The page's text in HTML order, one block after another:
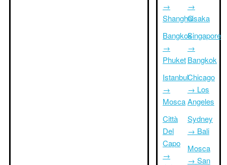
→
Shanghai
Bangkok
→
Phuket
Istanbul
→
Mosca
Città
Del
Capo
→
→
Osaka
Singapore
→
Bangkok
Chicago
→ Los
Angeles
Sydney
→ Bali
Mosca
→ San